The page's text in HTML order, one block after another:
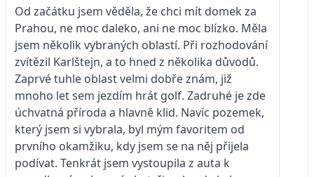
Od začátku jsem věděla, že chci mít domek za
Prahou, ne moc daleko, ani ne moc blízko. Měla
jsem několik vybraných oblastí. Při rozhodování
zvítězil Karlštejn, a to hned z několika důvodů.
Zaprvé tuhle oblast velmi dobře znám, již
mnoho let sem jezdím hrát golf. Zadruhé je zde
úchvatná příroda a hlavně klid. Navíc pozemek,
který jsem si vybrala, byl mým favoritem od
prvního okamžiku, kdy jsem se na něj přijela
podívat. Tenkrát jsem vystoupila z auta k